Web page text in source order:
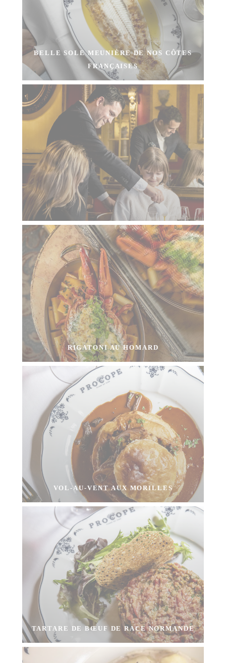
BELLE SOLE MEUNIÈRE DE NOS CÔTES
FRANÇAISES
RIGATONI AU HOMARD
VOL-AU-VENT AUX MORILLES
TARTARE DE BŒUF DE RACE NORMANDE